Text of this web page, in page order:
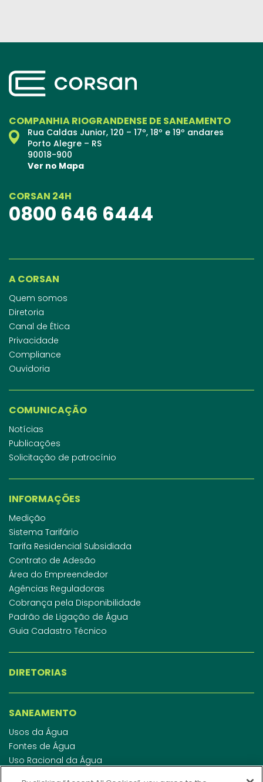
COMPANHIA RIOGRANDENSE DE SANEAMENTO
Rua Caldas Junior, 120 – 17º, 18º e 19º andares
Porto Alegre – RS
90018-900
Ver no Mapa
CORSAN 24H
0800 646 6444
A CORSAN
Quem somos
Diretoria
Canal de Ética
Privacidade
Compliance
Ouvidoria
COMUNICAÇÃO
Notícias
Publicações
Solicitação de patrocínio
INFORMAÇÕES
Medição
Sistema Tarifário
Tarifa Residencial Subsidiada
Contrato de Adesão
Área do Empreendedor
Agências Reguladoras
Cobrança pela Disponibilidade
Padrão de Ligação de Água
Guia Cadastro Técnico
DIRETORIAS
SANEAMENTO
Usos da Água
Fontes de Água
Uso Racional da Água